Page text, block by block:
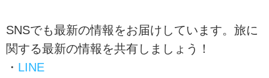
SNSでも最新の情報をお届けしています。旅に
関する最新の情報を共有しましょう！
・ LINE